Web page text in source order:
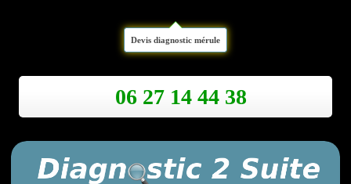
Devis diagnostic mérule
06 27 14 44 38